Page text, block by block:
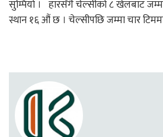
सुम्पियो । हारसँगै चेल्सीको ८ खेलबाट
स्थान १६ औं छ । चेल्सीपछि जम्मा चार